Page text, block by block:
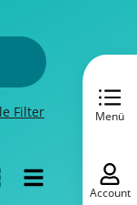
Filter Menü
Account